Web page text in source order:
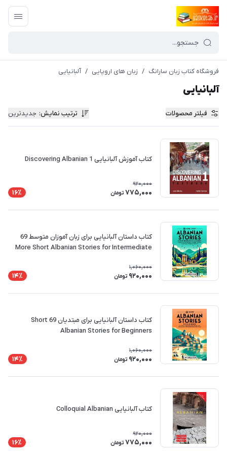
فروشگاه کتاب زبان سارانگ / زبان های اروپایی / آلبانیایی
آلبانیایی
فیلتر محصولات ترتیب نمایش: جدیدترین
کتاب آموزش آلبانیایی Discovering Albanian 1
920,000
775,000 تومان 16٪
کتاب داستان آلبانیایی برای زبان آموزان متوسط 69
More Short Albanian Stories for Intermediate
1,060,000
920,000 تومان 14٪
کتاب داستان آلبانیایی برای مبتدیان 69 Short
Albanian Stories for Beginners
1,060,000
920,000 تومان 14٪
کتاب آلبانیایی Colloquial Albanian
920,000
775,000 تومان 16٪